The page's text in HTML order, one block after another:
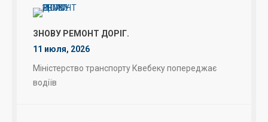
ЗНОВУ РЕМОНТ ДОРІГ.
11 июля, 2026
Міністерство транспорту Квебеку попереджає
водіїв